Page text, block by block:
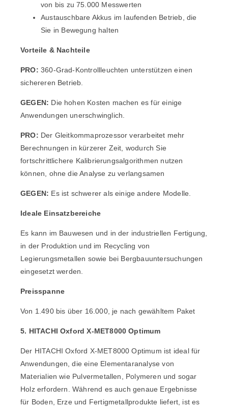
von bis zu 75.000 Messwerten
Austauschbare Akkus im laufenden Betrieb, die
Sie in Bewegung halten
Vorteile & Nachteile
PRO: 360-Grad-Kontrollleuchten unterstützen einen
sichereren Betrieb.
GEGEN: Die hohen Kosten machen es für einige
Anwendungen unerschwinglich.
PRO: Der Gleitkommaprozessor verarbeitet mehr
Berechnungen in kürzerer Zeit, wodurch Sie
fortschrittlichere Kalibrierungsalgorithmen nutzen
können, ohne die Analyse zu verlangsamen
GEGEN: Es ist schwerer als einige andere Modelle.
Ideale Einsatzbereiche
Es kann im Bauwesen und in der industriellen Fertigung,
in der Produktion und im Recycling von
Legierungsmetallen sowie bei Bergbauuntersuchungen
eingesetzt werden.
Preisspanne
Von 1.490 bis über 16.000, je nach gewähltem Paket
5. HITACHI Oxford X-MET8000 Optimum
Der HITACHI Oxford X-MET8000 Optimum ist ideal für
Anwendungen, die eine Elementaranalyse von
Materialien wie Pulvermetallen, Polymeren und sogar
Holz erfordern. Während es auch genaue Ergebnisse
für Boden, Erze und Fertigmetallprodukte liefert, ist es